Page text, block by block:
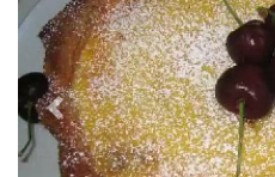
Précédent